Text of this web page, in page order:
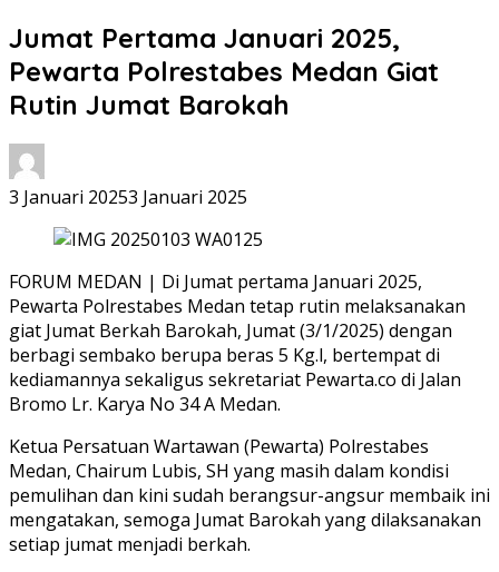
Jumat Pertama Januari 2025,
Pewarta Polrestabes Medan Giat
Rutin Jumat Barokah
3 Januari 20253 Januari 2025
FORUM MEDAN | Di Jumat pertama Januari 2025,
Pewarta Polrestabes Medan tetap rutin melaksanakan
giat Jumat Berkah Barokah, Jumat (3/1/2025) dengan
berbagi sembako berupa beras 5 Kg.l, bertempat di
kediamannya sekaligus sekretariat Pewarta.co di Jalan
Bromo Lr. Karya No 34 A Medan.
Ketua Persatuan Wartawan (Pewarta) Polrestabes
Medan, Chairum Lubis, SH yang masih dalam kondisi
pemulihan dan kini sudah berangsur-angsur membaik ini
mengatakan, semoga Jumat Barokah yang dilaksanakan
setiap jumat menjadi berkah.